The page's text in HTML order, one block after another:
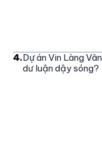
4.Dự án Vin Làng
dư luận dậy sóng?